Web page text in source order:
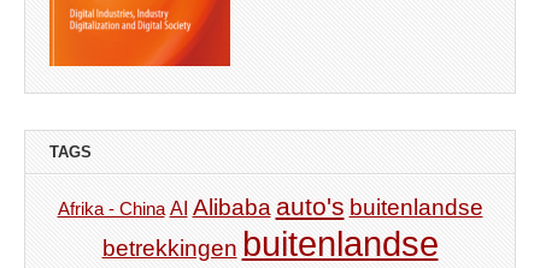
TAGS
Afrika - China AI Alibaba auto's buitenlandse
betrekkingen buitenlandse